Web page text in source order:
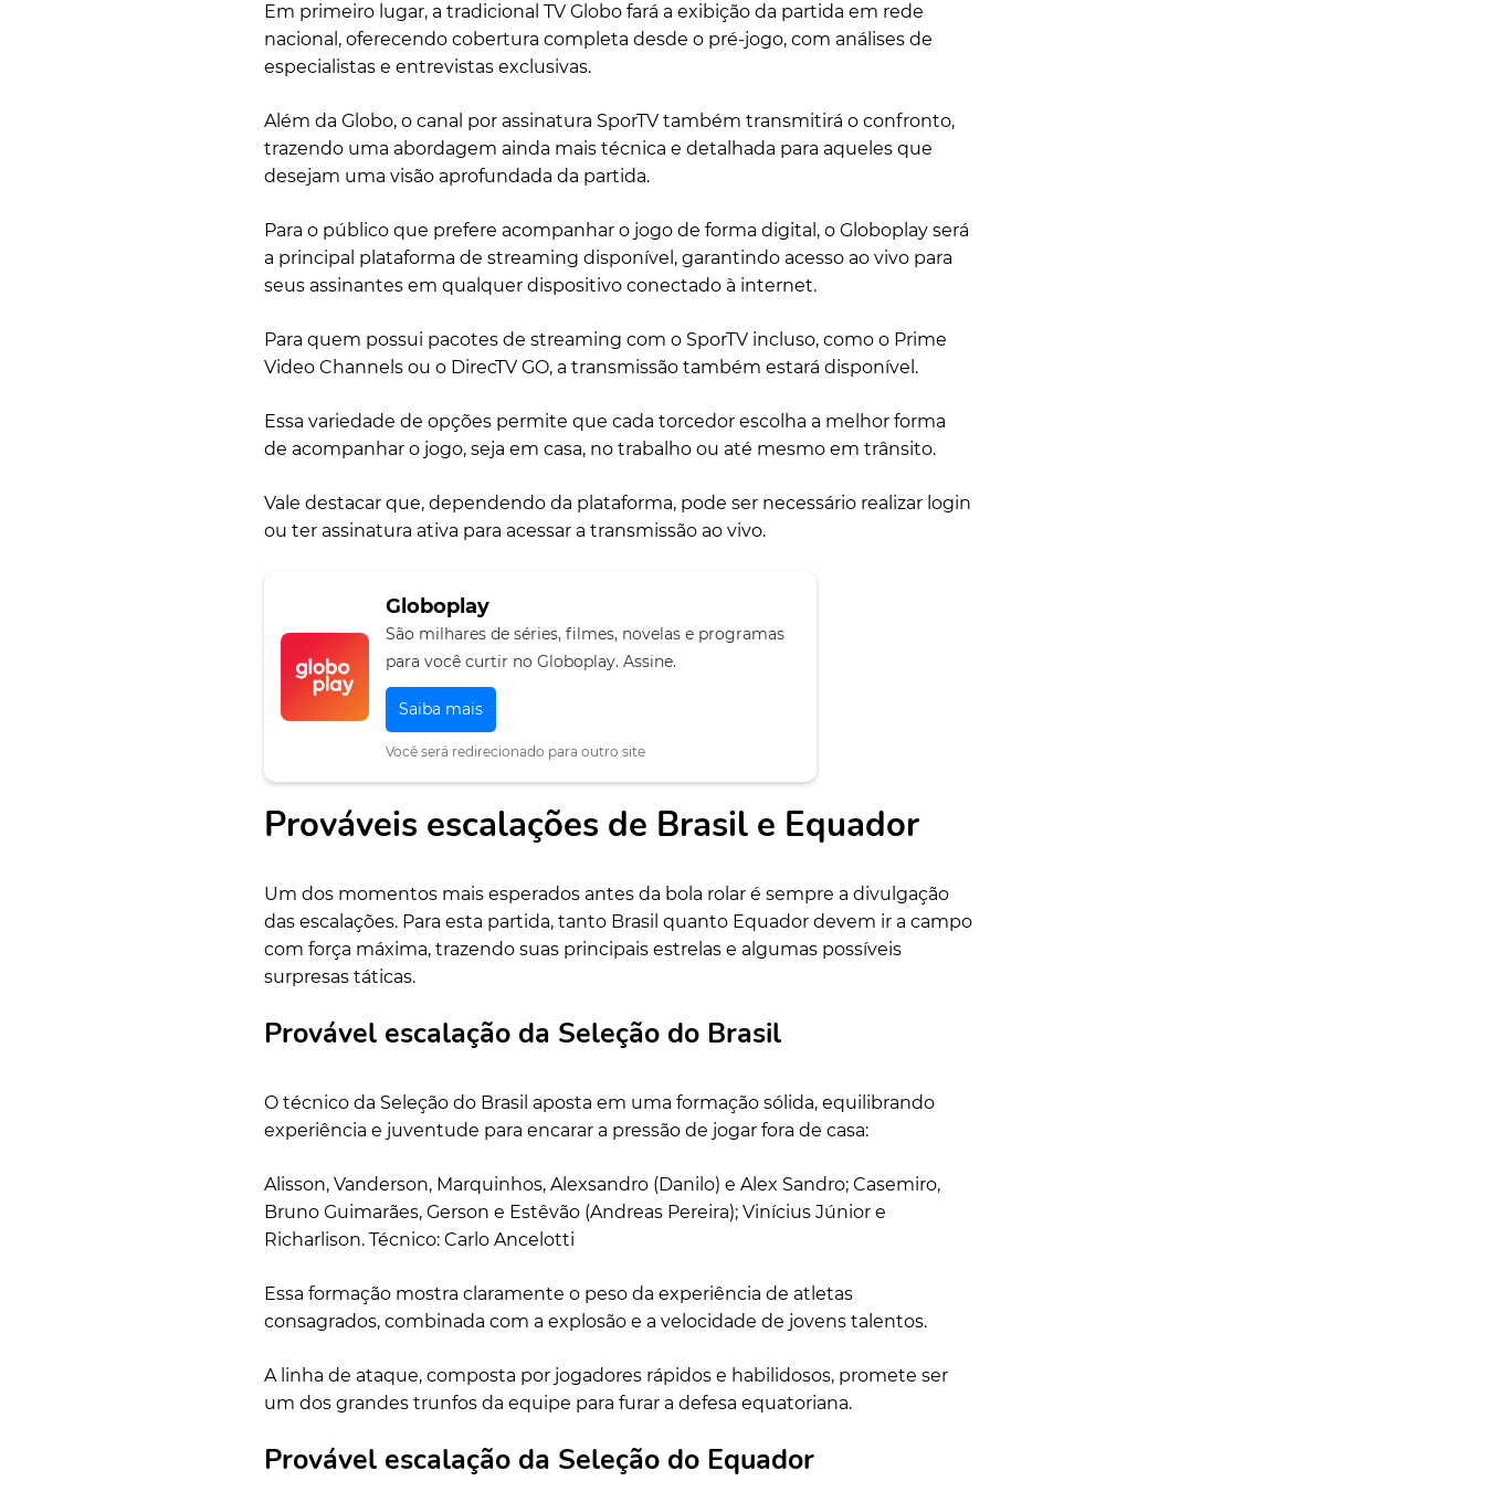
Em primeiro lugar, a tradicional TV Globo fará a exibição da partida em rede
nacional, oferecendo cobertura completa desde o pré-jogo, com análises de
especialistas e entrevistas exclusivas.
Além da Globo, o canal por assinatura SporTV também transmitirá o confronto,
trazendo uma abordagem ainda mais técnica e detalhada para aqueles que
desejam uma visão aprofundada da partida.
Para o público que prefere acompanhar o jogo de forma digital, o Globoplay será
a principal plataforma de streaming disponível, garantindo acesso ao vivo para
seus assinantes em qualquer dispositivo conectado à internet.
Para quem possui pacotes de streaming com o SporTV incluso, como o Prime
Video Channels ou o DirecTV GO, a transmissão também estará disponível.
Essa variedade de opções permite que cada torcedor escolha a melhor forma
de acompanhar o jogo, seja em casa, no trabalho ou até mesmo em trânsito.
Vale destacar que, dependendo da plataforma, pode ser necessário realizar login
ou ter assinatura ativa para acessar a transmissão ao vivo.
Globoplay
São milhares de séries, filmes, novelas e programas
para você curtir no Globoplay. Assine.
Saiba mais
Você será redirecionado para outro site
Prováveis escalações de Brasil e Equador
Um dos momentos mais esperados antes da bola rolar é sempre a divulgação
das escalações. Para esta partida, tanto Brasil quanto Equador devem ir a campo
com força máxima, trazendo suas principais estrelas e algumas possíveis
surpresas táticas.
Provável escalação da Seleção do Brasil
O técnico da Seleção do Brasil aposta em uma formação sólida, equilibrando
experiência e juventude para encarar a pressão de jogar fora de casa:
Alisson, Vanderson, Marquinhos, Alexsandro (Danilo) e Alex Sandro; Casemiro,
Bruno Guimarães, Gerson e Estêvão (Andreas Pereira); Vinícius Júnior e
Richarlison. Técnico: Carlo Ancelotti
Essa formação mostra claramente o peso da experiência de atletas
consagrados, combinada com a explosão e a velocidade de jovens talentos.
A linha de ataque, composta por jogadores rápidos e habilidosos, promete ser
um dos grandes trunfos da equipe para furar a defesa equatoriana.
Provável escalação da Seleção do Equador